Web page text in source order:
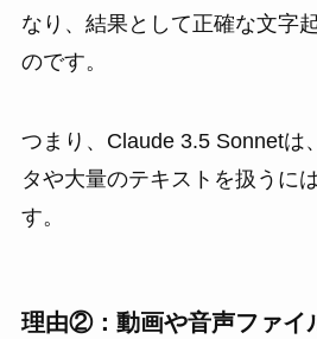
なり、結果として正確な文字
のです。
つまり、Claude 3.5 Sonnetは
タや大量のテキストを扱うに
す。
理由②：動画や音声ファイ